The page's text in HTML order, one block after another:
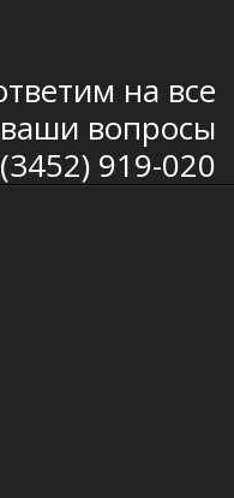
на все
ваши вопросы
919-020